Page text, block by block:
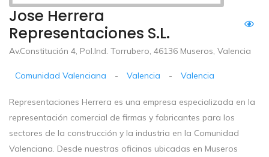
Jose Herrera
Representaciones S.L.
Av.Constitución 4, Pol.Ind. Torrubero, 46136 Museros, Valencia
Comunidad Valenciana - Valencia - Valencia
Representaciones Herrera es una empresa especializada en la
representación comercial de firmas y fabricantes para los
sectores de la construcción y la industria en la Comunidad
Valenciana. Desde nuestras oficinas ubicadas en Museros